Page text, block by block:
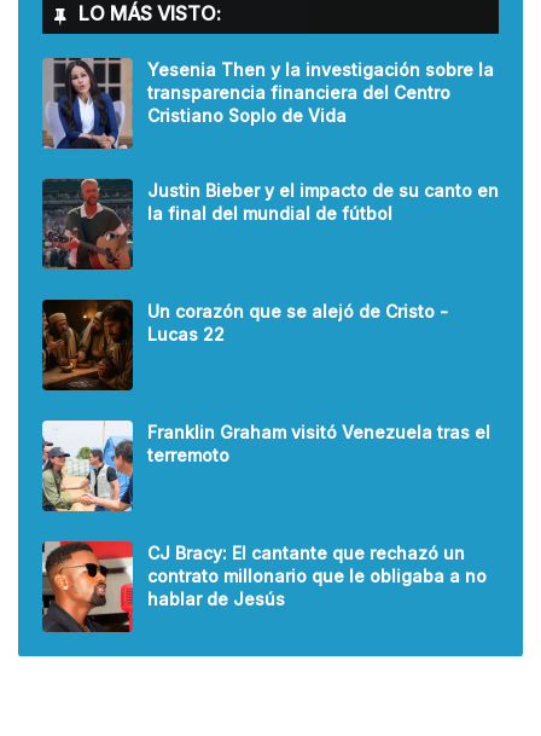
LO MÁS VISTO:
Yesenia Then y la investigación sobre la
transparencia financiera del Centro
Cristiano Soplo de Vida
Justin Bieber y el impacto de su canto en
la final del mundial de fútbol
Un corazón que se alejó de Cristo -
Lucas 22
Franklin Graham visitó Venezuela tras el
terremoto
CJ Bracy: El cantante que rechazó un
contrato millonario que le obligaba a no
hablar de Jesús